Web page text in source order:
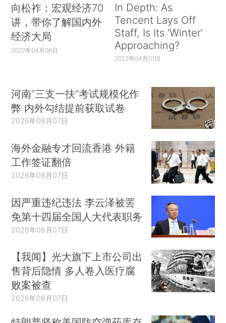
向松祚：宏观经济70
讲，带你了解国内外
经济大局
2022年04月06日
In Depth: As
Tencent Lays Off
Staff, Is Its ‘Winter’
Approaching?
2022年04月01日
河南“三支一扶”考试规模化作
弊 内外勾结提前获取试卷
2026年08月07日
海外金融专才回流香港 外籍
工作签证翻倍
2026年08月07日
因严重违纪违法 李云泽被罢
免第十四届全国人大代表职务
2026年08月07日
【我闻】光大旗下上市公司出
售背后隐情 多人卷入医疗腐
败案被查
2026年08月07日